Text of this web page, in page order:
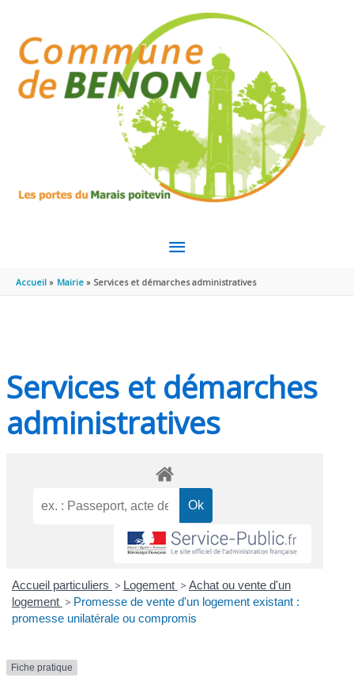
MENU
PRINCIPAL
Accueil Mairie Services et démarches administratives
Services et démarches
administratives
Accueil particuliers > Logement > Achat ou vente d'un
logement > Promesse de vente d'un logement existant :
promesse unilatérale ou compromis
Fiche pratique